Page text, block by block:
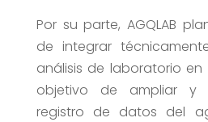
Por su parte, AGQLAB
de integrar
análisis de laboratorio
objetivo de ampliar y
registro de datos del